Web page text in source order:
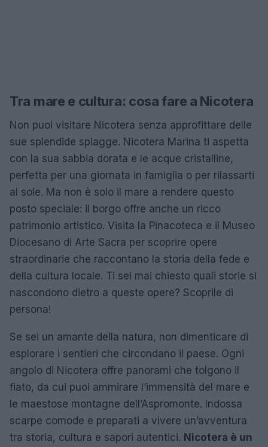
Tra mare e cultura: cosa fare a Nicotera
Non puoi visitare Nicotera senza approfittare delle
sue splendide spiagge. Nicotera Marina ti aspetta
con la sua sabbia dorata e le acque cristalline,
perfetta per una giornata in famiglia o per rilassarti
al sole. Ma non è solo il mare a rendere questo
posto speciale: il borgo offre anche un ricco
patrimonio artistico. Visita la Pinacoteca e il Museo
Diocesano di Arte Sacra per scoprire opere
straordinarie che raccontano la storia della fede e
della cultura locale. Ti sei mai chiesto quali storie si
nascondono dietro a queste opere? Scoprile di
persona!
Se sei un amante della natura, non dimenticare di
esplorare i sentieri che circondano il paese. Ogni
angolo di Nicotera offre panorami che tolgono il
fiato, da cui puoi ammirare l’immensità del mare e
le maestose montagne dell’Aspromonte. Indossa
scarpe comode e preparati a vivere un’avventura
tra storia, cultura e sapori autentici. Nicotera è un